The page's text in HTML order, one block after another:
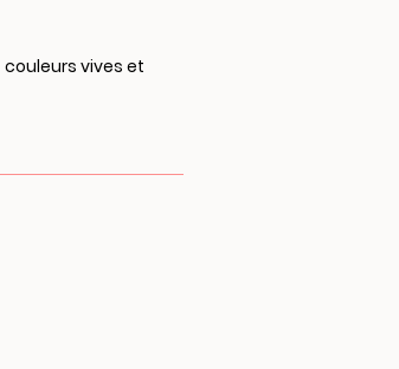
couleurs vives et